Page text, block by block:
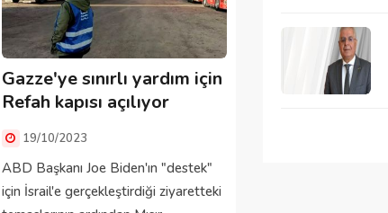
Gazze'ye sınırlı yardım için
Refah kapısı açılıyor
19/10/2023
ABD Başkanı Joe Biden'ın "destek"
için İsrail'e gerçekleştirdiği ziyaretteki